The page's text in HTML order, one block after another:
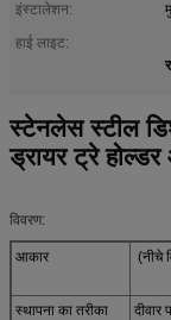
इंस्टालेशन:
हाई लाइट:
स्टेनलेस स्टील
ड्रायर ट्रे
विवरण:
आकार (नीचे
स्थापना का तरीका दीवार